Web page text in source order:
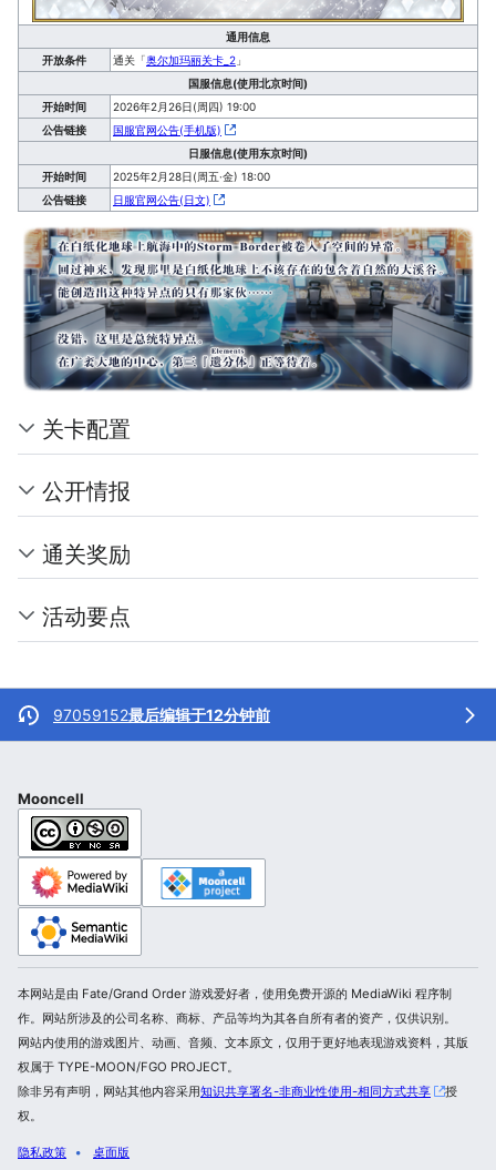
通用信息
开放条件
通关「奥尔加玛丽关卡_2 」
国服信息(使用北京时间)
开始时间
2026年2月26日(周四) 19:00
公告链接
国服官网公告(手机版)
日服信息(使用东京时间)
开始时间
2025年2月28日(周五·金) 18:00
公告链接
日服官网公告(日文)
关卡配置
公开情报
通关奖励
活动要点
97059152最后编辑于12分钟前
Mooncell
本网站是由 Fate/Grand Order 游戏爱好者，使用免费开源的 MediaWiki 程序制
作。网站所涉及的公司名称、商标、产品等均为其各自所有者的资产，仅供识别。
网站内使用的游戏图片、动画、音频、文本原文，仅用于更好地表现游戏资料，其版
权属于 TYPE-MOON/FGO PROJECT。
除非另有声明，网站其他内容采用知识共享署名-非商业性使用-相同方式共享
授
权。
隐私政策 桌面版